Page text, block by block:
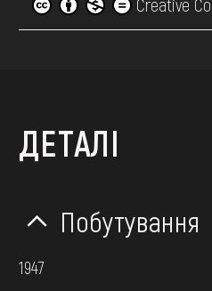
Creative
ДЕТАЛІ
Побутування
1947